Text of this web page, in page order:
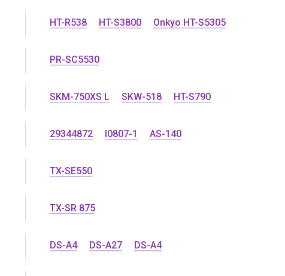
HT-R538 HT-S3800 Onkyo HT-S5305
PR-SC5530
SKM-750XS L SKW-518 HT-S790
29344872 I0807-1 AS-140
TX-SE550
TX-SR 875
DS-A4 DS-A27 DS-A4